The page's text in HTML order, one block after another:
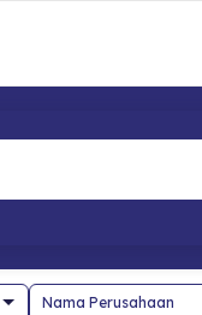
Nama Perusahaan